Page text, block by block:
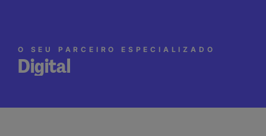
Digital
O SEU PARCEIRO ESPECIALIZADO